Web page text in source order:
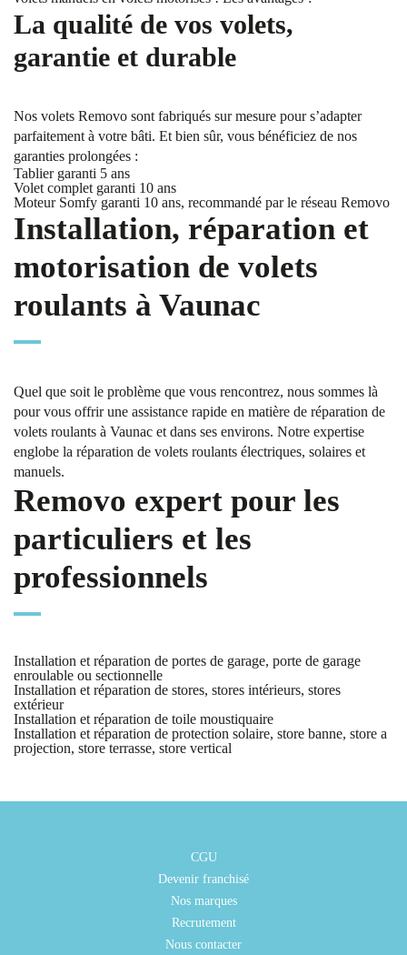
La qualité de vos volets,
garantie et durable
Nos volets Removo sont fabriqués sur mesure pour s’adapter
parfaitement à votre bâti. Et bien sûr, vous bénéficiez de nos
garanties prolongées :
Tablier garanti 5 ans
Volet complet garanti 10 ans
Moteur Somfy garanti 10 ans, recommandé par le réseau Removo
Installation, réparation et
motorisation de volets
roulants à Vaunac
Quel que soit le problème que vous rencontrez, nous sommes là
pour vous offrir une assistance rapide en matière de réparation de
volets roulants à Vaunac et dans ses environs. Notre expertise
englobe la réparation de volets roulants électriques, solaires et
manuels.
Removo expert pour les
particuliers et les
professionnels
Installation et réparation de portes de garage, porte de garage
enroulable ou sectionnelle
Installation et réparation de stores, stores intérieurs, stores
extérieur
Installation et réparation de toile moustiquaire
Installation et réparation de protection solaire, store banne, store a
projection, store terrasse, store vertical
CGU
Devenir franchisé
Nos marques
Recrutement
Nous contacter